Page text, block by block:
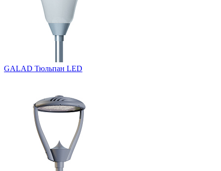
GALAD Тюльпан LED